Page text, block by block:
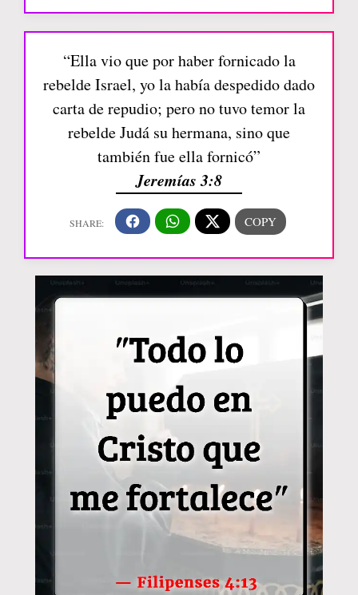
“Ella vio que por haber fornicado la
rebelde Israel, yo la había despedido dado
carta de repudio; pero no tuvo temor la
rebelde Judá su hermana, sino que
también fue ella fornicó”
Jeremías 3:8